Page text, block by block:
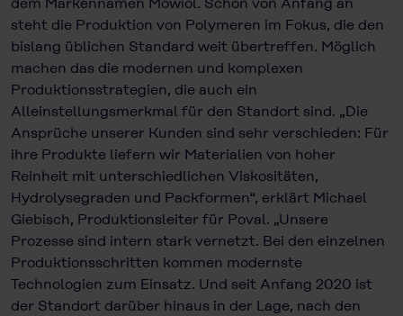
steht die Produktion von Polymeren im Fokus, die den
bislang üblichen Standard weit übertreffen. Möglich
machen das die modernen und komplexen
Produktionsstrategien, die auch ein
Alleinstellungsmerkmal für den Standort sind. „Die
Ansprüche unserer Kunden sind sehr verschieden: Für
ihre Produkte liefern wir Materialien von hoher
Reinheit mit unterschiedlichen Viskositäten,
Hydrolysegraden und Packformen“, erklärt Michael
Giebisch, Produktionsleiter für Poval. „Unsere
Prozesse sind intern stark vernetzt. Bei den einzelnen
Produktionsschritten kommen modernste
Technologien zum Einsatz. Und seit Anfang 2020 ist
der Standort darüber hinaus in der Lage, nach den